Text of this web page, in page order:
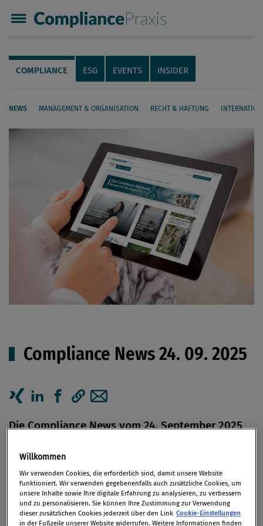
Compliance Praxis
Servicenavigation
Navigation
COMPLIANCE ESG EVENTS INSIDER
NEWS MANAGEMENT & ORGANISATION RECHT & HAFTUNG
Compliance News 24. 09. 2025
Die Compliance News vom 24. September 2025
Cybercrime, EU-Regulierung und ESG: Unter
anderem kam es zu Cyberangriffen auf den
Autohersteller Stellantis sowie auf einen
wichtigen IT-Dienstleister der europäischen
Flughäfen, was für Chaos bei der
Willkommen
Wir verwenden Cookies, die erforderlich sind, damit unsere Website
funktioniert. Wir verwenden gegebenenfalls auch zusätzliche Cookies, um
unsere Inhalte sowie Ihre digitale Erfahrung zu analysieren, zu verbessern
und zu personalisieren. Sie können Ihre Zustimmung zur Verwendung
dieser zusätzlichen Cookies jederzeit über den Link Cookie-Einstellungen
in der Fußzeile unserer Website widerrufen. Weitere Informationen finden